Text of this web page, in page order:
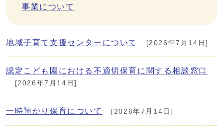
事業について
地域子育て支援センターについて [2026年7月14日]
認定こども園における不適切保育に関する相談窓口
[2026年7月14日]
一時預かり保育について [2026年7月14日]